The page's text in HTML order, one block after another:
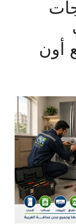
أون